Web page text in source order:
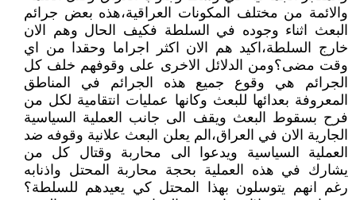
والائمة من مختلف المكونات العراقية،هذه بعض جرائم
البعث اثناء وجوده في السلطة فكيف الحال وهم الان
خارج السلطة،اكيد هم الان اكثر اجراما وحقدا من اي
وقت مضى؟ومن الدلائل الاخرى على وقوفهم خلف كل
الجرائم هي وقوع جميع هذه الجرائم في المناطق
المعروفة بعدائها للبعث وكانها عمليات انتقامية لكل من
فرح بسقوط البعث ويقف الى جانب العملية السياسية
الجارية الان في العراق،الم يعلن البعث علانية وقوفه ضد
العملية السياسية ويدعوا الى محاربة وقتال كل من
يشارك في هذه العملية بحجة محاربة المحتل واذنابه
رغم انهم يتوسلون بهذا المحتل كي يعيدهم للسلطة؟